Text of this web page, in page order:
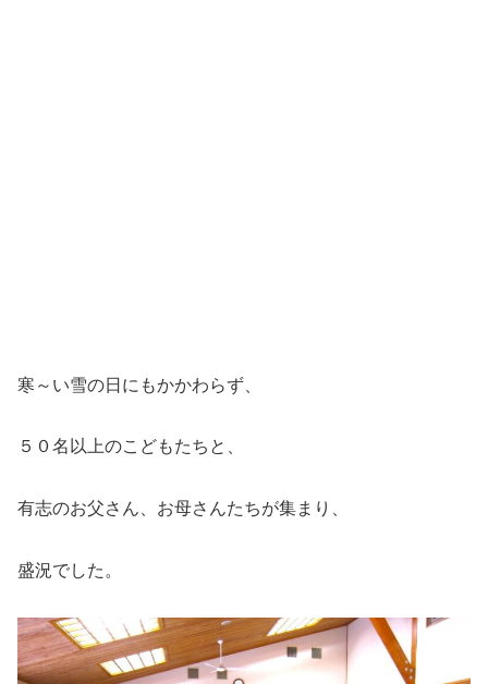
寒～い雪の日にもかかわらず、
５０名以上のこどもたちと、
有志のお父さん、お母さんたちが集まり、
盛況でした。